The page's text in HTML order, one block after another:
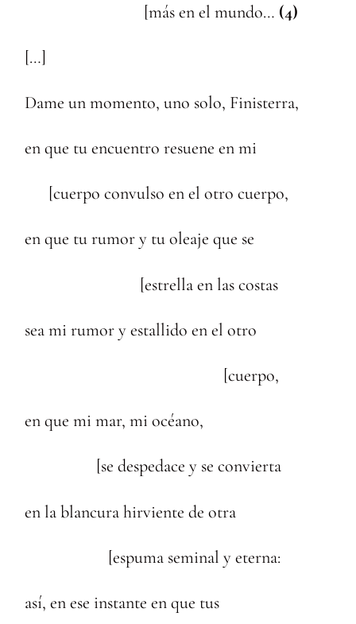
[más en el mundo… (4)
[…]
Dame un momento, uno solo, Finisterra,
en que tu encuentro resuene en mi
[cuerpo convulso en el otro cuerpo,
en que tu rumor y tu oleaje que se
[estrella en las costas
sea mi rumor y estallido en el otro
[cuerpo,
en que mi mar, mi océano,
[se despedace y se convierta
en la blancura hirviente de otra
[espuma seminal y eterna:
así, en ese instante en que tus